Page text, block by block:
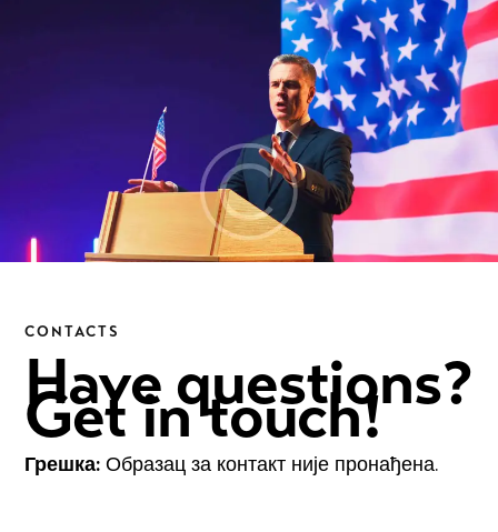
CONTACTS
Have questions?
Get in touch!
Грешка: Образац за контакт није пронађена.